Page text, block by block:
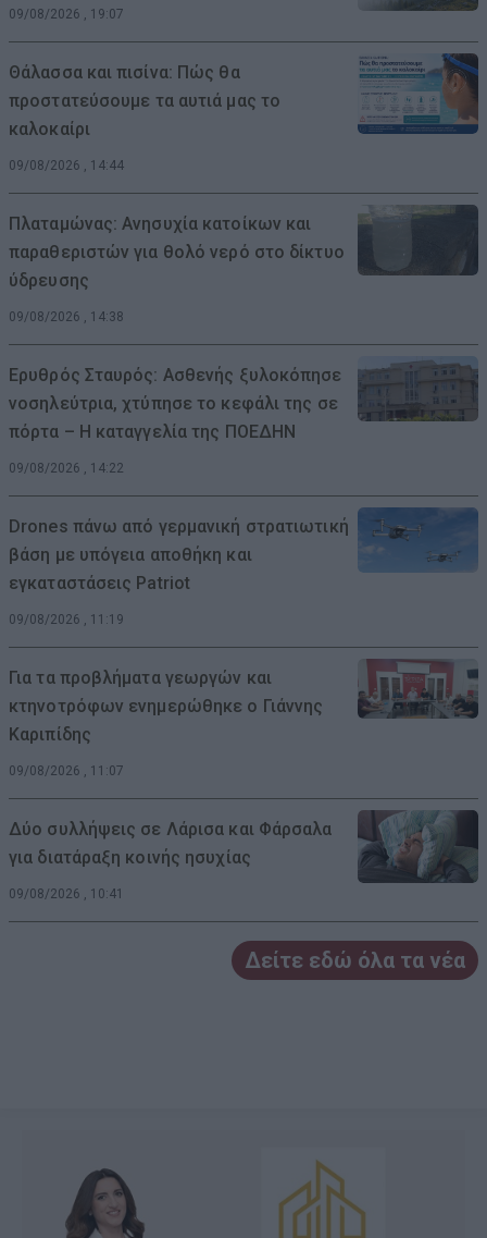
09/08/2026 , 19:07
Θάλασσα και πισίνα: Πώς θα
προστατεύσουμε τα αυτιά μας το
καλοκαίρι
09/08/2026 , 14:44
Πλαταμώνας: Ανησυχία κατοίκων και
παραθεριστών για θολό νερό στο δίκτυο
ύδρευσης
09/08/2026 , 14:38
Ερυθρός Σταυρός: Ασθενής ξυλοκόπησε
νοσηλεύτρια, χτύπησε το κεφάλι της σε
πόρτα – Η καταγγελία της ΠΟΕΔΗΝ
09/08/2026 , 14:22
Drones πάνω από γερμανική στρατιωτική
βάση με υπόγεια αποθήκη και
εγκαταστάσεις Patriot
09/08/2026 , 11:19
Για τα προβλήματα γεωργών και
κτηνοτρόφων ενημερώθηκε ο Γιάννης
Καριπίδης
09/08/2026 , 11:07
Δύο συλλήψεις σε Λάρισα και Φάρσαλα
για διατάραξη κοινής ησυχίας
09/08/2026 , 10:41
Δείτε εδώ όλα τα νέα